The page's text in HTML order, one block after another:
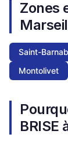
Zones
Saint-
Montolivet
BRISE